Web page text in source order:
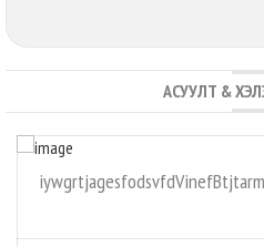
АСУУЛТ &